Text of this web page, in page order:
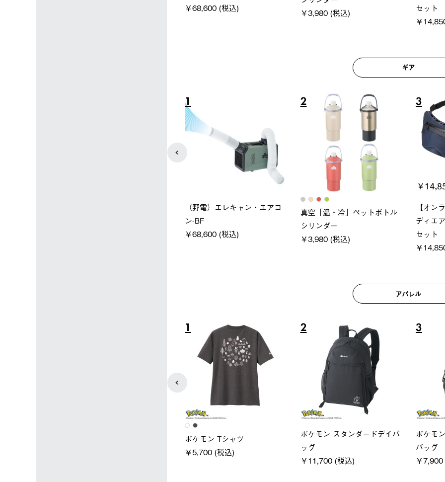
￥21,800 (税込)
￥18,800 (税込)
￥
ギア
5
ソーラーブロック 風抜きQセ
ットタープ 250-BG
￥21,800 (税込)
6
ソーラーブロック 風抜きQセ
ットタープ 200-BG
￥18,800 (税込)
7
グラン
ース・
￥
アパレル
5
レディース
ノーメイクフーディ
￥5,940 (税込)
6
LOGOS by LIPNER リゲイン
テック ボディリカバリーショ
ーツ #35504
7
ＵＶサ
通常価格